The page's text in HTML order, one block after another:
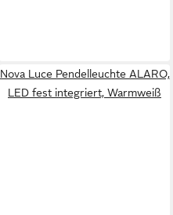
Nova Luce Pendelleuchte ALARO,
LED fest integriert, Warmweiß